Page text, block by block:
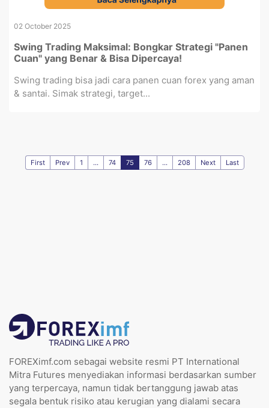
02 October 2025
Swing Trading Maksimal: Bongkar Strategi "Panen
Cuan" yang Benar & Bisa Dipercaya!
Swing trading bisa jadi cara panen cuan forex yang aman
& santai. Simak strategi, target...
First Prev 1 ... 74 75 76 ... 208 Next Last
FOREXimf.com sebagai website resmi PT International
Mitra Futures menyediakan informasi berdasarkan sumber
yang terpercaya, namun tidak bertanggung jawab atas
segala bentuk risiko atau kerugian yang dialami secara